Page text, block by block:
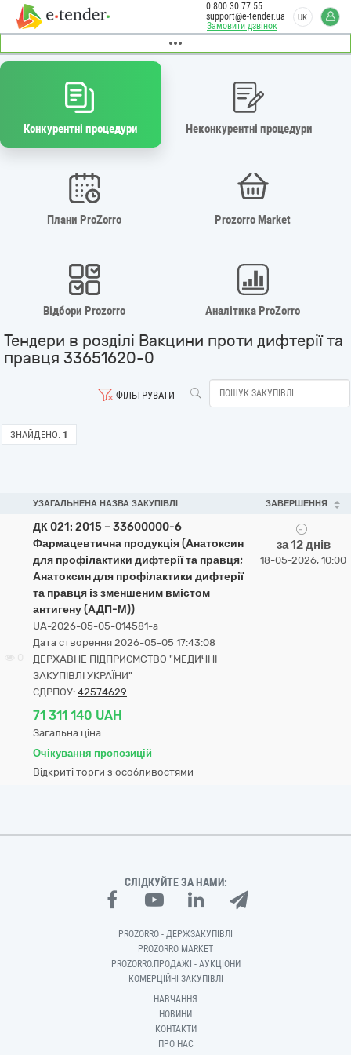
Замовити дзвінок
0 800 30 77 55
support@e-tender.ua
UK
Конкурентні процедури Неконкурентні процедури
Плани ProZorro Prozorro Market
Відбори Prozorro Аналітика ProZorro
Тендери в розділі Вакцини проти дифтерії та
правця 33651620-0
ФІЛЬТРУВАТИ
ЗНАЙДЕНО: 1
УЗАГАЛЬНЕНА НАЗВА ЗАКУПІВЛІ ЗАВЕРШЕННЯ
ДК 021: 2015 – 33600000-6
Фармацевтична продукція (Анатоксин
для профілактики дифтерії та правця;
Анатоксин для профілактики дифтерії
та правця із зменшеним вмістом
антигену (АДП-М))
UA-2026-05-05-014581-a
Дата створення 2026-05-05 17:43:08
ДЕРЖАВНЕ ПІДПРИЄМСТВО "МЕДИЧНІ
ЗАКУПІВЛІ УКРАЇНИ"
ЄДРПОУ: 42574629
71 311 140 UAH
Загальна ціна
Очікування пропозицій
Відкриті торги з особливостями
за 12 днів
18-05-2026, 10:00
СЛІДКУЙТЕ ЗА НАМИ:
PROZORRO - ДЕРЖЗАКУПІВЛІ
PROZORRO MARKET
PROZORRO.ПРОДАЖІ - АУКЦІОНИ
КОМЕРЦІЙНІ ЗАКУПІВЛІ
НАВЧАННЯ
НОВИНИ
КОНТАКТИ
ПРО НАС